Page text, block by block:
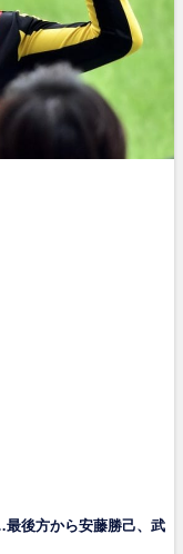
後方から安藤勝己、武